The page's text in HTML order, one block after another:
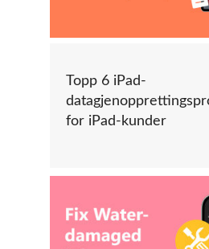
Topp 6 iPad-
for iPad-kunder